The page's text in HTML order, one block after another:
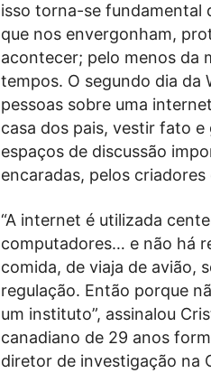
isso torna-se fundamental
que nos envergonham,
acontecer; pelo menos da
tempos. O segundo dia da
pessoas sobre uma
casa dos pais, vestir fato
espaços de discussão
encaradas, pelos
“A internet é utilizada
computadores… e não há
comida, de viaja de avião,
regulação. Então porque
um instituto”, assinalou
canadiano de 29 anos
diretor de investigação na